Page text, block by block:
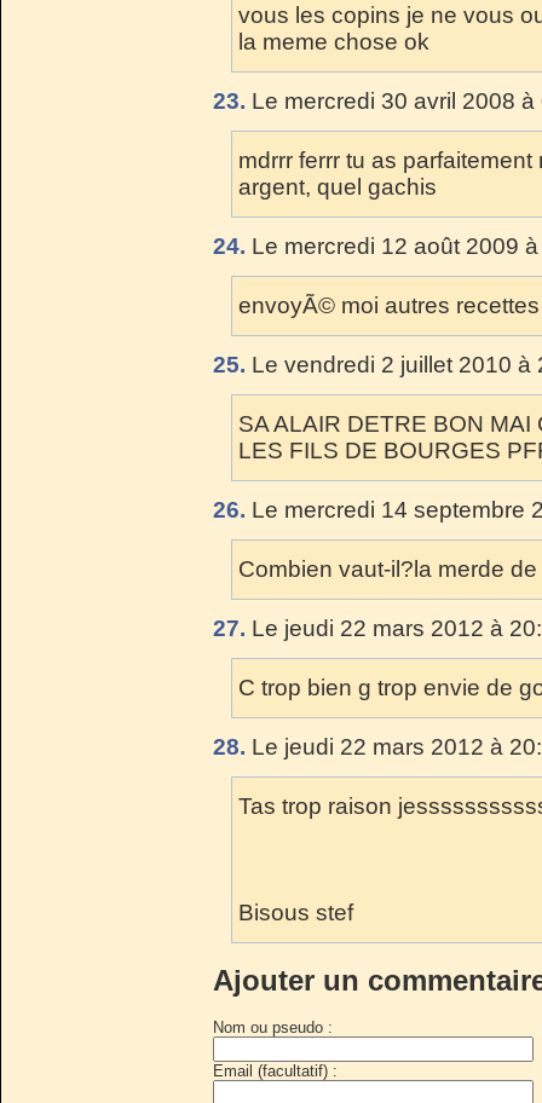
vous les copins je ne vous
la meme chose ok
23. Le mercredi 30 avril 2008
mdrrr ferrr tu as
argent, quel gachis
24. Le mercredi 12 août 2009
envoyÃ© moi autres recettes
25. Le vendredi 2 juillet 2010
SA ALAIR DETRE BON
LES FILS DE BOURGES
26. Le mercredi 14 septembre
Combien vaut-il?la merde
27. Le jeudi 22 mars 2012 à
C trop bien g trop envie de
28. Le jeudi 22 mars 2012 à
Tas trop raison
Bisous stef
Ajouter un
Nom ou pseudo :
Email (facultatif) :